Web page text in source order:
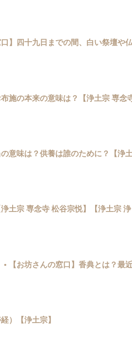
】四十九日までの間、白い祭壇や
施の本来の意味は？【浄土宗 専念
意味は？供養は誰のために？【浄
土宗 専念寺 松谷宗悦】【浄土宗 浄
• 【お坊さんの窓口】香典とは？最
）【浄土宗】